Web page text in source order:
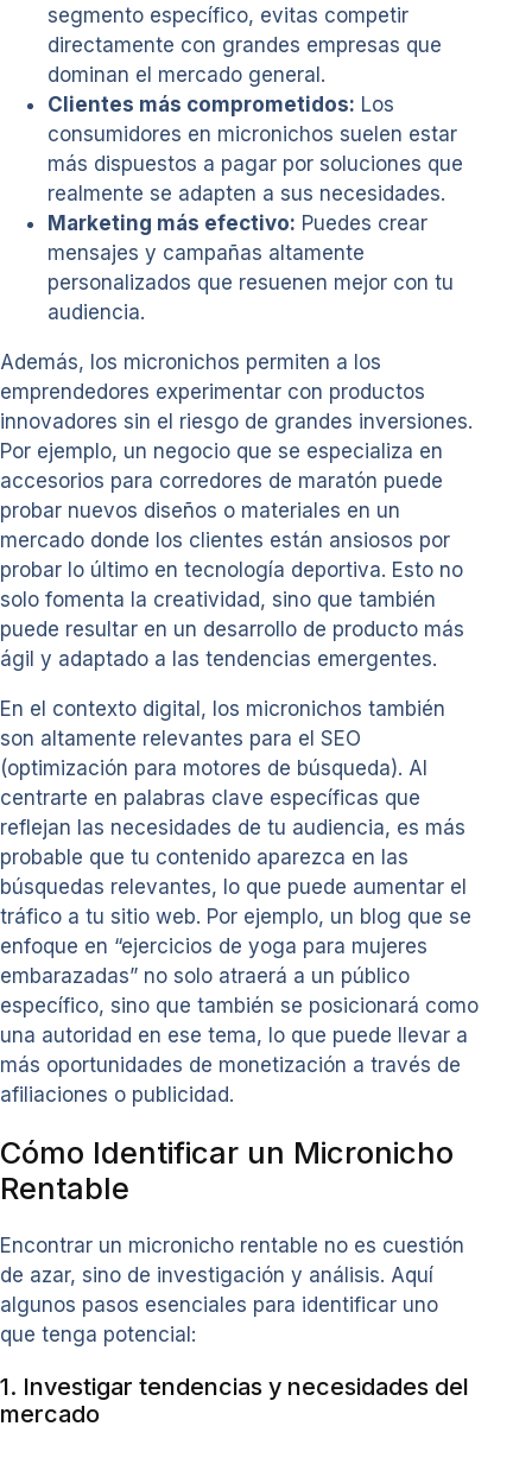
segmento específico, evitas competir
directamente con grandes empresas que
dominan el mercado general.
Clientes más comprometidos: Los
consumidores en micronichos suelen estar
más dispuestos a pagar por soluciones que
realmente se adapten a sus necesidades.
Marketing más efectivo: Puedes crear
mensajes y campañas altamente
personalizados que resuenen mejor con tu
audiencia.
Además, los micronichos permiten a los
emprendedores experimentar con productos
innovadores sin el riesgo de grandes inversiones.
Por ejemplo, un negocio que se especializa en
accesorios para corredores de maratón puede
probar nuevos diseños o materiales en un
mercado donde los clientes están ansiosos por
probar lo último en tecnología deportiva. Esto no
solo fomenta la creatividad, sino que también
puede resultar en un desarrollo de producto más
ágil y adaptado a las tendencias emergentes.
En el contexto digital, los micronichos también
son altamente relevantes para el SEO
(optimización para motores de búsqueda). Al
centrarte en palabras clave específicas que
reflejan las necesidades de tu audiencia, es más
probable que tu contenido aparezca en las
búsquedas relevantes, lo que puede aumentar el
tráfico a tu sitio web. Por ejemplo, un blog que se
enfoque en “ejercicios de yoga para mujeres
embarazadas” no solo atraerá a un público
específico, sino que también se posicionará como
una autoridad en ese tema, lo que puede llevar a
más oportunidades de monetización a través de
afiliaciones o publicidad.
Cómo Identificar un Micronicho
Rentable
Encontrar un micronicho rentable no es cuestión
de azar, sino de investigación y análisis. Aquí
algunos pasos esenciales para identificar uno
que tenga potencial:
1. Investigar tendencias y necesidades del
mercado